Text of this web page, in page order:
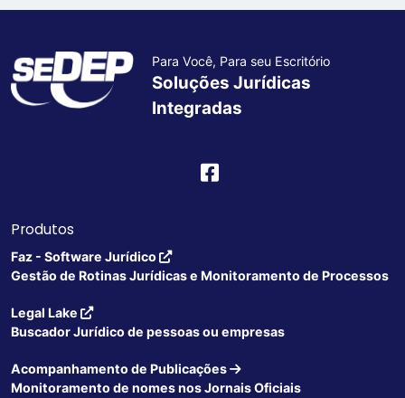
Para Você, Para seu Escritório
Soluções Jurídicas
Integradas
Produtos
Faz - Software Jurídico
Gestão de Rotinas Jurídicas e Monitoramento de Processos
Legal Lake
Buscador Jurídico de pessoas ou empresas
Acompanhamento de Publicações
Monitoramento de nomes nos Jornais Oficiais